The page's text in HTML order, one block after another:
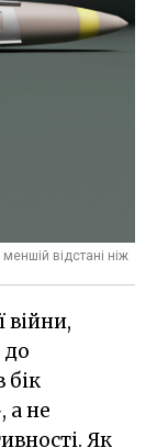
відстані ніж
війни,
до
бік
а не
Як